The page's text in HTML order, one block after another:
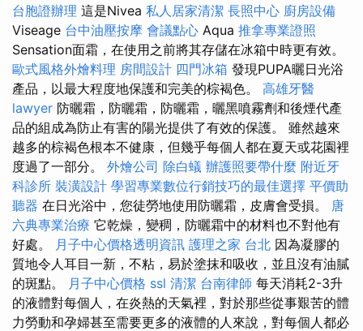
台胞證辦理 這是Nivea 私人居家清潔 長照中心 廚房設備
Viseage 台中油壓按摩 會議點心 Aqua 推拿專業證照
Sensation面霜，在使用之前將其存儲在冰箱中時更有效。
歐式風格外燴料理 房間設計 四門冰箱 發現PUPA曬日光浴
產品，以最大程度地保護和完美的棕褐色。 高雄牙醫
lawyer 防曬霜，防曬霜，防曬霜，曬黑噴霧劑和後煙代產
品的組成為防止有害的陽光提供了有效的保護。 雖然越來
越多的棕褐色根本不健康，但幾乎每個人都在夏天或花園裡
度過了一部分。 外燴公司 除白蟻 辦護照要帶什麼 附近牙
科診所 裝潢設計 學習專業數位行銷技巧的最佳選擇 平價助
聽器 在日光浴中，您徒勞地使用防曬霜，皮膚會受損。 唐
六典專業治療 它乾燥，變稠，防曬霜中的材料也不對他有
好處。 月子中心價格透明資訊 護理之家 台北 因為凝膠的
質地令人耳目一新，不粘，易於塗抹和吸收，並且沒有油膩
的斑點。 月子中心價格 ssl 清潔 台南律師 每天消耗2-3升
的液體對每個人，在炎熱的天氣裡，對於那些從事艱苦的體
力勞動和孕婦甚至需要更多的液體的人來說，對每個人都必